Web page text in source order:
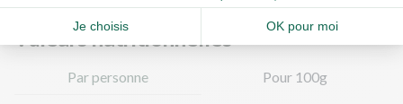
Valeurs nutritionnelles
Par personne Pour 100g